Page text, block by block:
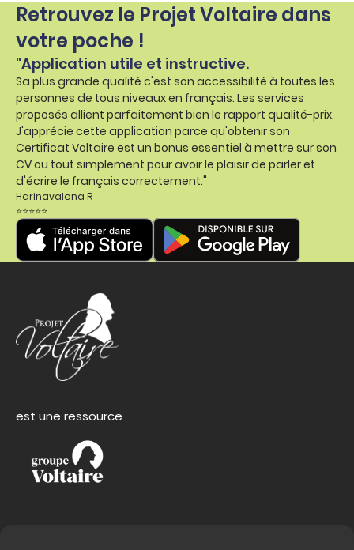
Retrouvez le Projet Voltaire dans
votre poche !
"Application utile et instructive.
Sa plus grande qualité c'est son accessibilité à toutes les
personnes de tous niveaux en français. Les services
proposés allient parfaitement bien le rapport qualité-prix.
J'apprécie cette application parce qu'obtenir son
Certificat Voltaire est un bonus essentiel à mettre sur son
CV ou tout simplement pour avoir le plaisir de parler et
d'écrire le français correctement."
Harinavalona R
⭐⭐⭐⭐⭐
est une ressource